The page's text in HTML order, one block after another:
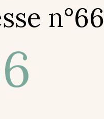
n°66